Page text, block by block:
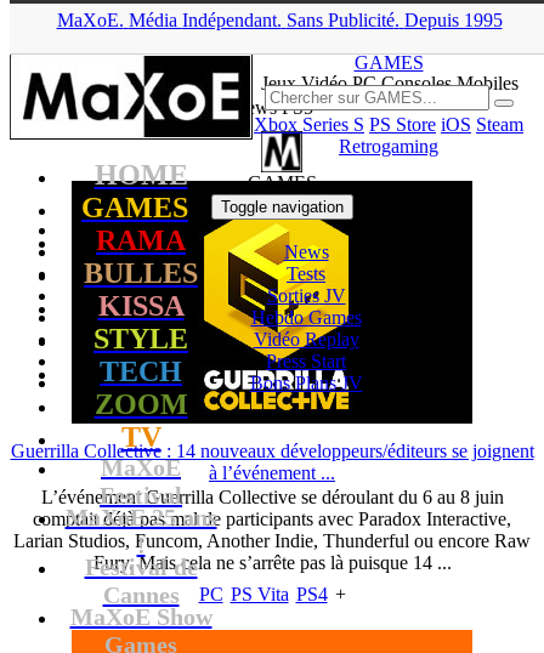
MaXoE. Média Indépendant. Sans Publicité. Depuis 1995
HOME
GAMES
RAMA
BULLES
KISSA
STYLE
TECH
ZOOM
TV
MaXoE
Festival
MaXoE 25 ans
!
Festival de
Cannes
MaXoE Show
Games
GAMES
JeuxVidéoPC Consoles Mobiles
Xbox Series S PS Store iOS Steam
Retrogaming
GAMES
Toggle navigation
News
Tests
SortiesJV
Hebdo Games
Vidéo Replay
Press Start
Bons PlansJV
▲
News PS5
Guerrilla Collective : 14 nouveaux développeurs/éditeurs se joignent
à l’événement ...
L’événement Guerrilla Collective se déroulant du 6 au 8 juin
comptait déjà pas mal de participants avec Paradox Interactive,
Larian Studios, Funcom, Another Indie, Thunderful ou encore Raw
Fury. Mais cela ne s’arrête pas là puisque 14 ...
PC PS Vita PS4 +